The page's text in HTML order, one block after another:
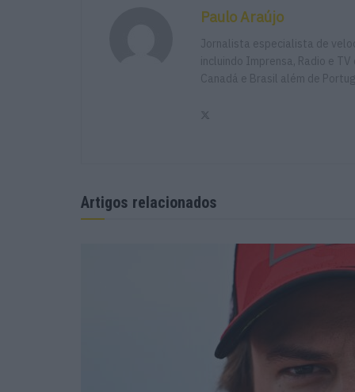
Paulo Araújo
Jornalista especialista de
incluindo Imprensa, Radio e
Canadá e Brasil além de
Artigos relacionados